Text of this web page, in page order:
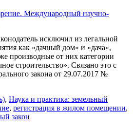
Международный научно-
исключил из легальной
как «дачный дом» и «дача»,
производные от них категории
строительство». Связано это с
закона от 29.07.2017 №
, Наука и практика: земельный
, регистрация в жилом помещении,
закон